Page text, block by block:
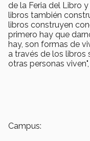
de la Feria del Libro
libros también
libros construyen
primero hay que
hay, son formas de
a través de los
otras personas
Campus: